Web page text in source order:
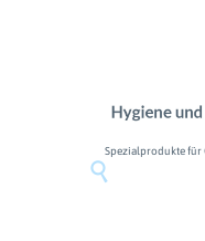
Spezialprodukte für
